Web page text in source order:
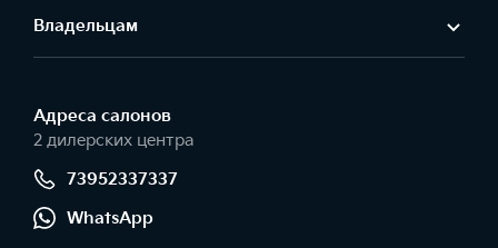
Владельцам
Адреса салонов
2 дилерских центра
73952337337
WhatsApp